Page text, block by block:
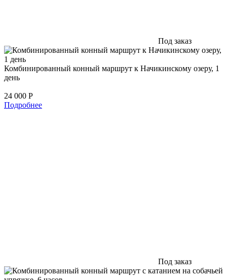
Под заказ
Комбинированный конный маршрут к Начикинскому озеру, 1
день
24 000 Р
Подробнее
Под заказ